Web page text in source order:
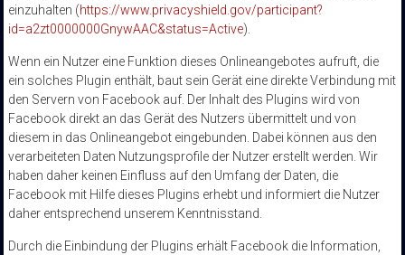
einzuhalten (https://www.privacyshield.gov/participant?
id=a2zt0000000GnywAAC&status=Active).
Wenn ein Nutzer eine Funktion dieses Onlineangebotes aufruft, die
ein solches Plugin enthält, baut sein Gerät eine direkte Verbindung mit
den Servern von Facebook auf. Der Inhalt des Plugins wird von
Facebook direkt an das Gerät des Nutzers übermittelt und von
diesem in das Onlineangebot eingebunden. Dabei können aus den
verarbeiteten Daten Nutzungsprofile der Nutzer erstellt werden. Wir
haben daher keinen Einfluss auf den Umfang der Daten, die
Facebook mit Hilfe dieses Plugins erhebt und informiert die Nutzer
daher entsprechend unserem Kenntnisstand.
Durch die Einbindung der Plugins erhält Facebook die Information,